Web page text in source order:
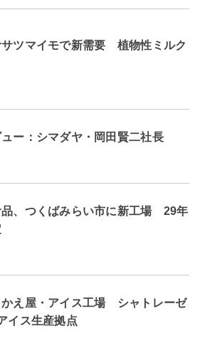
サツマイモで新需要 植物性ミルク
ュー：シマダヤ・岡田賢二社長
品、つくばみらい市に新工場 29年
かえ屋・アイス工場 シャトレーゼ
イス生産拠点